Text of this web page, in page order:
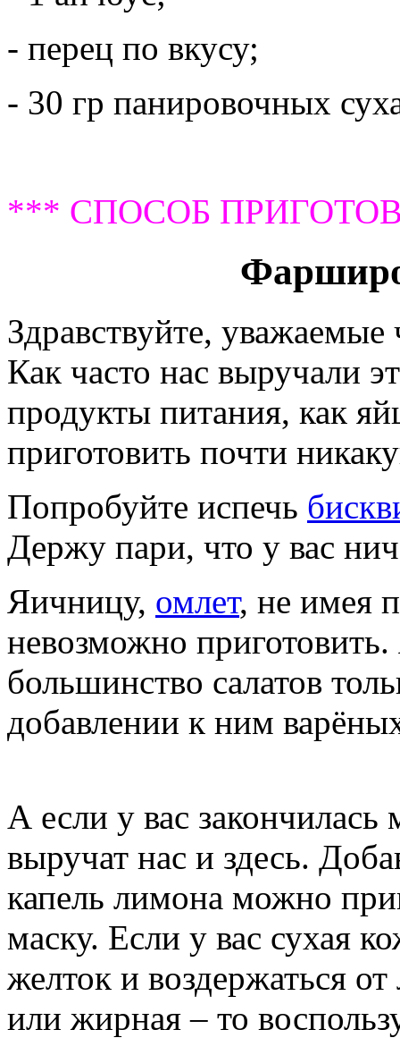
- перец по вкусу;
- 30 гр панировочных
*** СПОСОБ
Здравствуйте, уважаемые
Как часто нас выручали
продукты питания, как
приготовить почти
Попробуйте испечь
Держу пари, что у вас
Яичницу, омлет, не имея
невозможно
большинство салатов
добавлении к ним
А если у вас закончилась
выручат нас и здесь.
капель лимона можно
маску. Если у вас сухая
желток и воздержаться
или жирная – то